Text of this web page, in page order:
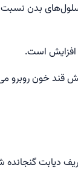
سلول‌های بدن
افزایش است.
قند خون
دیابت